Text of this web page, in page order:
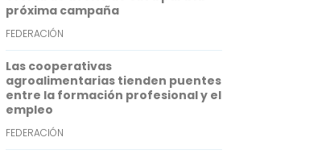
próxima campaña
FEDERACIÓN
Las cooperativas
agroalimentarias tienden puentes
entre la formación profesional y el
empleo
FEDERACIÓN